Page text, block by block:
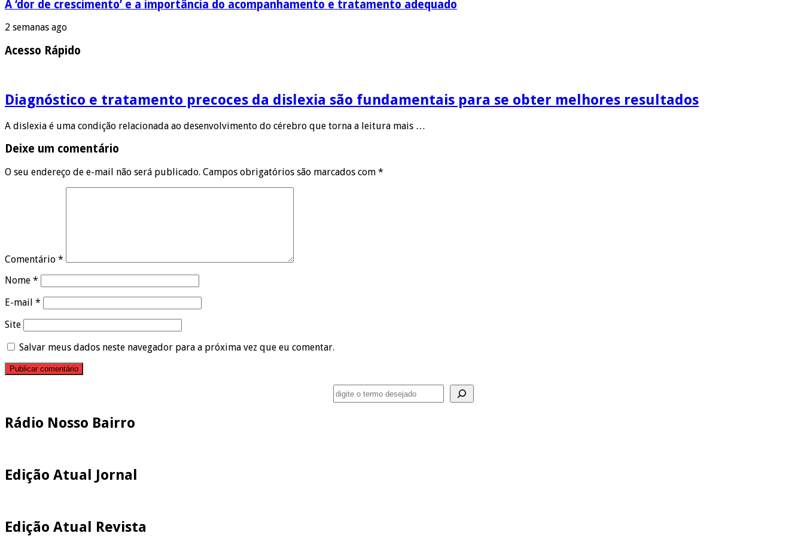
A ‘dor de crescimento’ e a importância do acompanhamento e tratamento adequado
2 semanas ago
Acesso Rápido
Diagnóstico e tratamento precoces da dislexia são fundamentais para se obter melhores resultados
A dislexia é uma condição relacionada ao desenvolvimento do cérebro que torna a leitura mais …
Deixe um comentário
O seu endereço de e-mail não será publicado. Campos obrigatórios são marcados com *
Comentário *
Nome *
E-mail *
Site
Salvar meus dados neste navegador para a próxima vez que eu comentar.
Rádio Nosso Bairro
Edição Atual Jornal
Edição Atual Revista